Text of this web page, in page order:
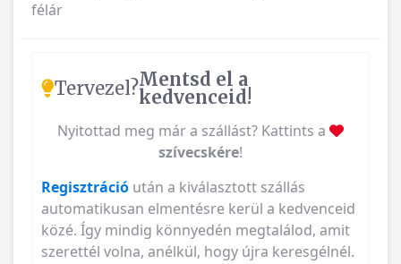
félár
Tervezel?Mentsd el a
kedvenceid!
Nyitottad meg már a szállást? Kattints a
szívecskére!
Regisztráció után a kiválasztott szállás
automatikusan elmentésre kerül a kedvenceid
közé. Így mindig könnyedén megtalálod, amit
szerettél volna, anélkül, hogy újra keresgélnél.